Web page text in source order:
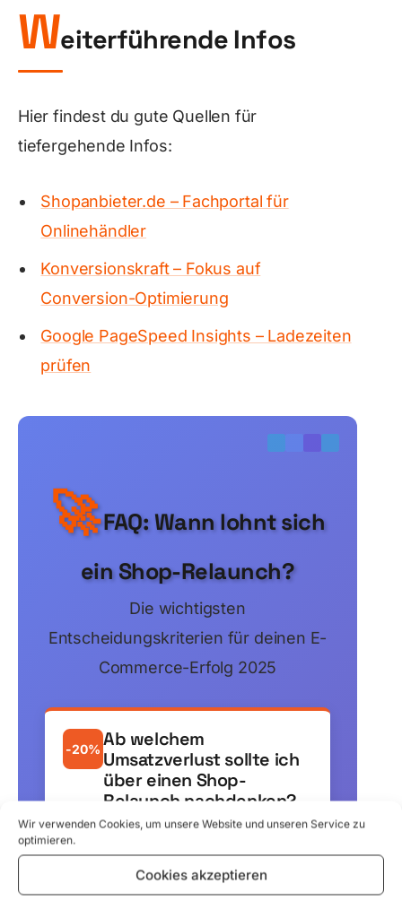
Wir verwenden Cookies, um unsere Website und unseren Service zu
optimieren.
Cookies akzeptieren
Weiterführende Infos
Hier findest du gute Quellen für
tiefergehende Infos:
Shopanbieter.de – Fachportal für
Onlinehändler
Konversionskraft – Fokus auf
Conversion-Optimierung
Google PageSpeed Insights – Ladezeiten
prüfen
🚀FAQ: Wann lohnt sich
ein Shop-Relaunch?
Die wichtigsten
Entscheidungskriterien für deinen E-
Commerce-Erfolg 2025
-20% Ab welchem
Umsatzverlust sollte ich
über einen Shop-
Relaunch nachdenken?
Bei 15-20%
Umsatzrückgang über 6
Monate wird es kritisch.